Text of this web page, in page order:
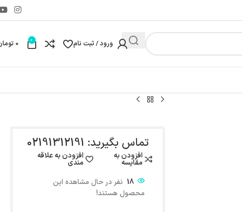
ورود / ثبت نام 0
0
تماس بگیرید: 02191312191
افزودن به
مقایسه
افزودن به علاقه
مندی
18 نفر در حال مشاهده این
محصول هستند!